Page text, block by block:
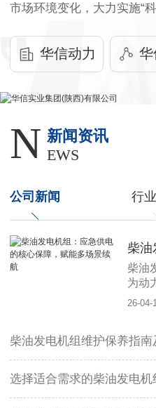
市场环境变化，大力实施“
二、室内外照明及广告标
华信动力 华
N 新闻资讯
EWS
公司新闻 行
柴油
为动
为电
为生
定可
力强
等复
26-04-
柴油发电机组维护保养指南
选择适合需求的柴油发电机